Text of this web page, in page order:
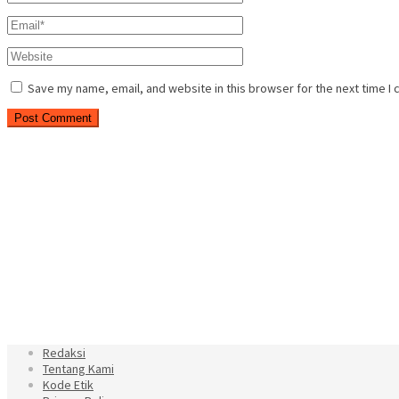
Save my name, email, and website in this browser for the next time I
Redaksi
Tentang Kami
Kode Etik